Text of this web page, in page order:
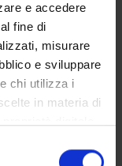
e accedere
fine di
misurare
e sviluppare
chi utilizza i
in materia di
in qualsiasi